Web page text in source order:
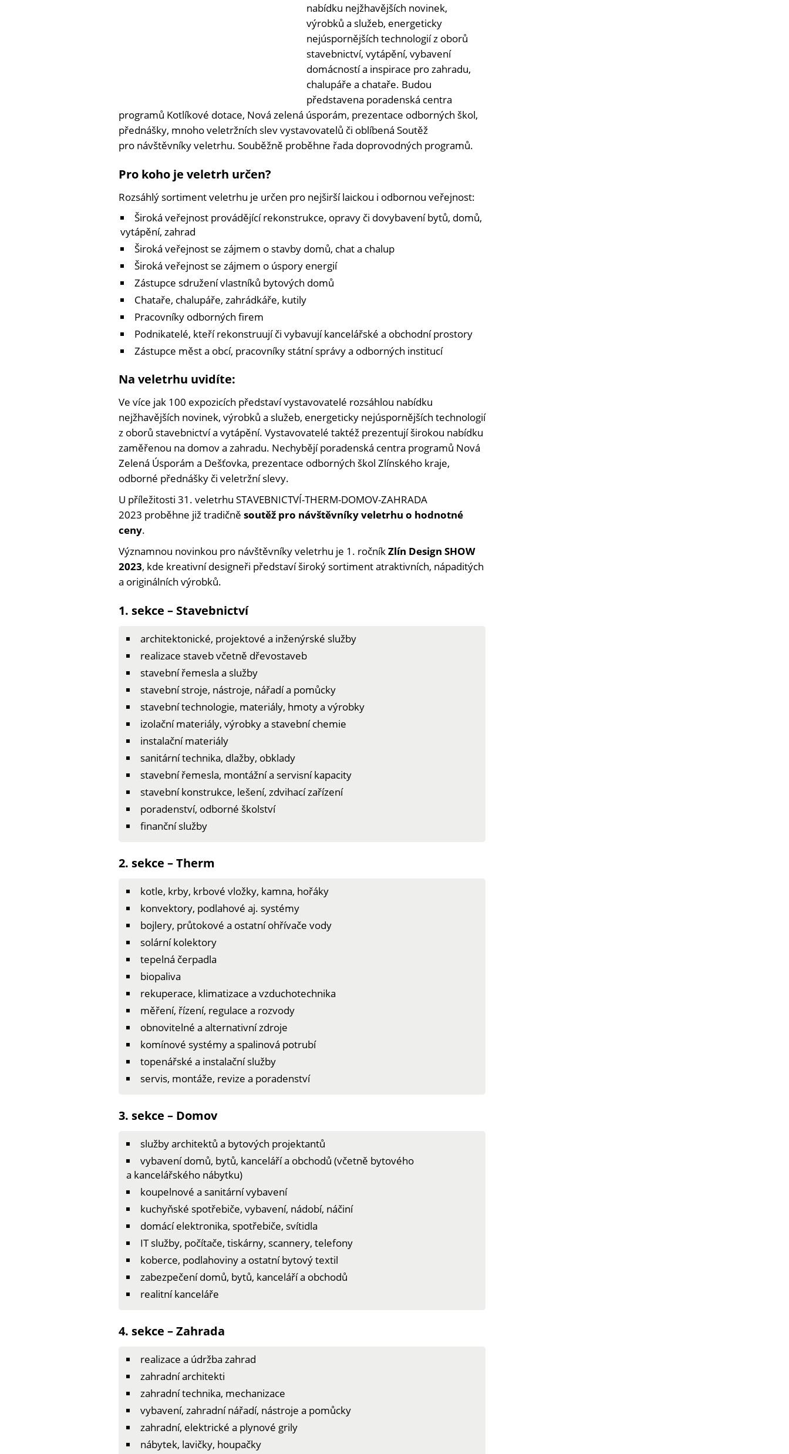
nabídku nejžhavějších novinek,
výrobků a služeb, energeticky
nejúspornějších technologií z oborů
stavebnictví, vytápění, vybavení
domácností a inspirace pro zahradu,
chalupáře a chataře. Budou
představena poradenská centra
programů Kotlíkové dotace, Nová zelená úsporám, prezentace odborných škol,
přednášky, mnoho veletržních slev vystavovatelů či oblíbená Soutěž
pro návštěvníky veletrhu. Souběžně proběhne řada doprovodných programů.
Pro koho je veletrh určen?
Rozsáhlý sortiment veletrhu je určen pro nejširší laickou i odbornou veřejnost:
Široká veřejnost provádějící rekonstrukce, opravy či dovybavení bytů, domů,
vytápění, zahrad
Široká veřejnost se zájmem o stavby domů, chat a chalup
Široká veřejnost se zájmem o úspory energií
Zástupce sdružení vlastníků bytových domů
Chataře, chalupáře, zahrádkáře, kutily
Pracovníky odborných firem
Podnikatelé, kteří rekonstruují či vybavují kancelářské a obchodní prostory
Zástupce měst a obcí, pracovníky státní správy a odborných institucí
Na veletrhu uvidíte:
Ve více jak 100 expozicích představí vystavovatelé rozsáhlou nabídku
nejžhavějších novinek, výrobků a služeb, energeticky nejúspornějších technologií
z oborů stavebnictví a vytápění. Vystavovatelé taktéž prezentují širokou nabídku
zaměřenou na domov a zahradu. Nechybějí poradenská centra programů Nová
Zelená Úsporám a Dešťovka, prezentace odborných škol Zlínského kraje,
odborné přednášky či veletržní slevy.
U příležitosti 31. veletrhu STAVEBNICTVÍ-THERM-DOMOV-ZAHRADA
2023 proběhne již tradičně soutěž pro návštěvníky veletrhu o hodnotné
ceny.
Významnou novinkou pro návštěvníky veletrhu je 1. ročníkZlín Design SHOW
2023, kde kreativní designeři představí široký sortiment atraktivních, nápaditých
a originálních výrobků.
1. sekce – Stavebnictví
architektonické, projektové a inženýrské služby
realizace staveb včetně dřevostaveb
stavební řemesla a služby
stavební stroje, nástroje, nářadí a pomůcky
stavební technologie, materiály, hmoty a výrobky
izolační materiály, výrobky a stavební chemie
instalační materiály
sanitární technika, dlažby, obklady
stavební řemesla, montážní a servisní kapacity
stavební konstrukce, lešení, zdvihací zařízení
poradenství, odborné školství
finanční služby
2. sekce – Therm
kotle, krby, krbové vložky, kamna, hořáky
konvektory, podlahové aj. systémy
bojlery, průtokové a ostatní ohřívače vody
solární kolektory
tepelná čerpadla
biopaliva
rekuperace, klimatizace a vzduchotechnika
měření, řízení, regulace a rozvody
obnovitelné a alternativní zdroje
komínové systémy a spalinová potrubí
topenářské a instalační služby
servis, montáže, revize a poradenství
3. sekce – Domov
služby architektů a bytových projektantů
vybavení domů, bytů, kanceláří a obchodů (včetně bytového
a kancelářského nábytku)
koupelnové a sanitární vybavení
kuchyňské spotřebiče, vybavení, nádobí, náčiní
domácí elektronika, spotřebiče, svítidla
IT služby, počítače, tiskárny, scannery, telefony
koberce, podlahoviny a ostatní bytový textil
zabezpečení domů, bytů, kanceláří a obchodů
realitní kanceláře
4. sekce – Zahrada
realizace a údržba zahrad
zahradní architekti
zahradní technika, mechanizace
vybavení, zahradní nářadí, nástroje a pomůcky
zahradní, elektrické a plynové grily
nábytek, lavičky, houpačky